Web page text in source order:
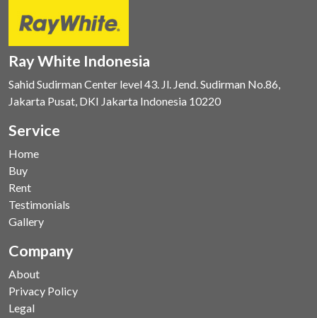
Ray White Indonesia
Sahid Sudirman Center level 43. Jl. Jend. Sudirman No.86,
Jakarta Pusat, DKI Jakarta Indonesia 10220
Service
Home
Buy
Rent
Testimonials
Gallery
Company
About
Privacy Policy
Legal